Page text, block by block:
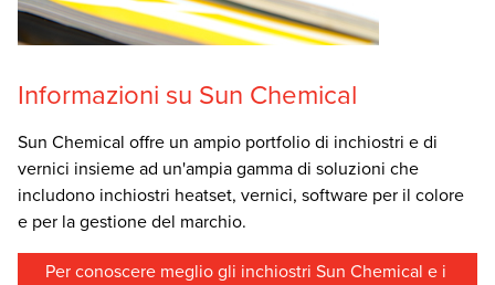
Informazioni su Sun Chemical
Sun Chemical offre un ampio portfolio di inchiostri e di
vernici insieme ad un'ampia gamma di soluzioni che
includono inchiostri heatset, vernici, software per il colore
e per la gestione del marchio.
Per conoscere meglio gli inchiostri Sun Chemical e i